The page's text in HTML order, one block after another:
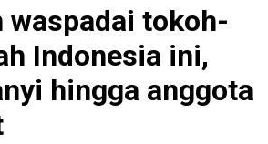
waspadai tokoh-
Indonesia ini,
hingga anggota